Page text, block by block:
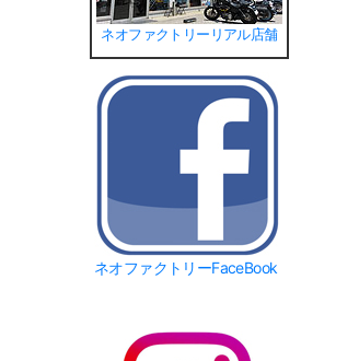
ネオファクトリーリアル店舗
ネオファクトリーFaceBook